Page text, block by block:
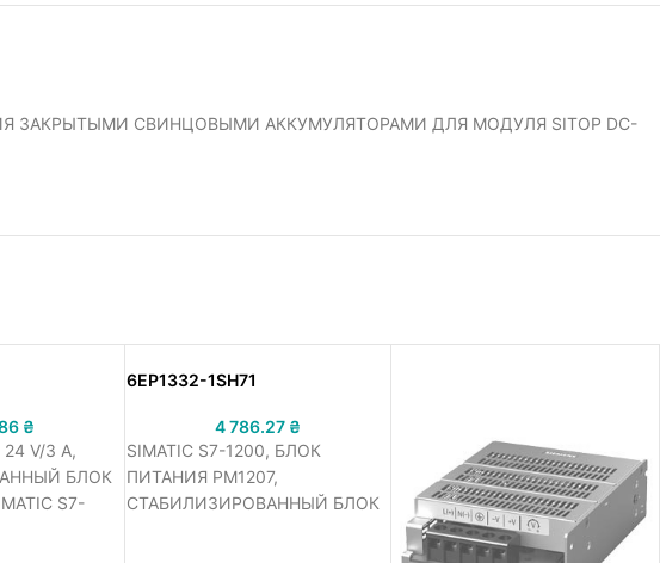
ЗАКРЫТЫМИ СВИНЦОВЫМИ АККУМУЛЯТОРАМИ ДЛЯ МОДУЛЯ SITOP DC-
₴
24 V/3 A,
БЛОК
S7-
6EP1332-1SH71
4 786.27 ₴
SIMATIC S7-1200, БЛОК
ПИТАНИЯ PM1207,
СТАБИЛИЗИРОВАННЫЙ БЛОК